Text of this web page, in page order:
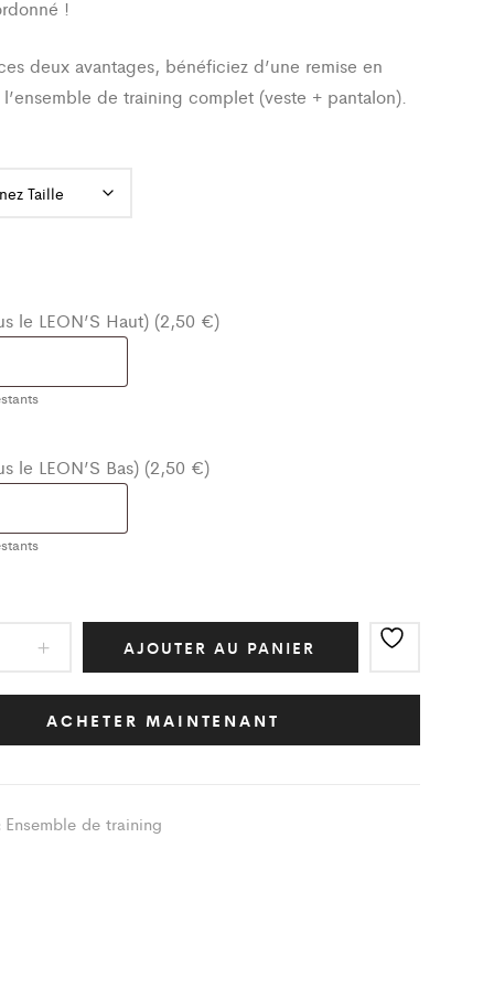
!
deux avantages, bénéficiez d’une remise en
de training complet (veste + pantalon).
le LEON’S Haut) (2,50 €)
le LEON’S Bas) (2,50 €)
AJOUTER AU PANIER
ACHETER MAINTENANT
Ensemble de training